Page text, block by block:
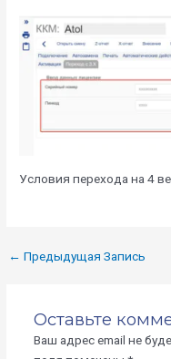
Условия перехода на 4
← Предыдущая Запись
Оставьте
Ваш адрес email не